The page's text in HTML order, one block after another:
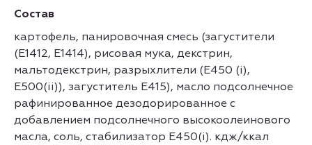
Состав
картофель, панировочная смесь (загустители
(Е1412, Е1414), рисовая мука, декстрин,
мальтодекстрин, разрыхлители (Е450 (i),
Е500(ii)), загуститель Е415), масло подсолнечное
рафинированное дезодорированное с
добавлением подсолнечного высокоолеинового
масла, соль, стабилизатор E450(i). кдж/ккал